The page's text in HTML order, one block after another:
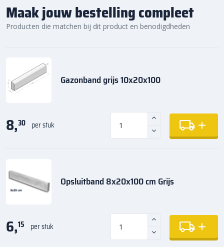
Maak jouw bestelling compleet
Producten die matchen bij dit product en benodigdheden
Gazonband grijs 10x20x100
8,30 per stuk
Opsluitband 8x20x100 cm Grijs
6,15 per stuk